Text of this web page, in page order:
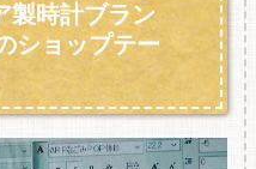
時計ブラン
ショップテー